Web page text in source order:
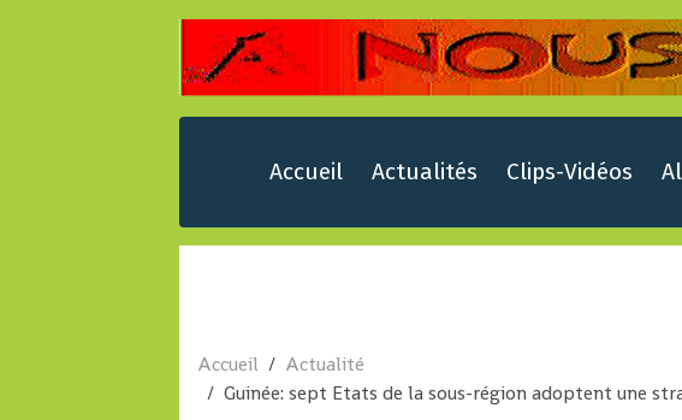
Accueil Actualités Clips-Vidéos
Accueil
Actualité
Guinée: sept Etats de la sous-région adoptent une